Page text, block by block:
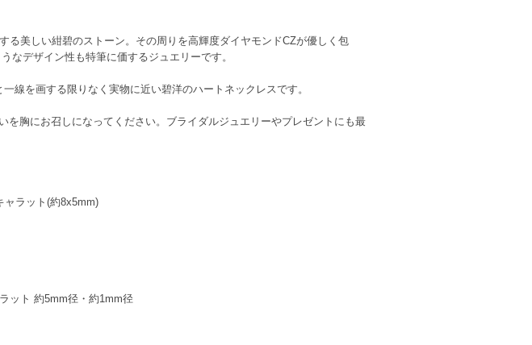
美しい紺碧のストーン。その周りを高輝度ダイヤモンドCZが優しく包
なデザイン性も特筆に価するジュエリーです。
線を画する限りなく実物に近い碧洋のハートネックレスです。
胸にお召しになってください。ブライダルジュエリーやプレゼントにも最
ャラット(約8x5mm)
ット 約5mm径・約1mm径